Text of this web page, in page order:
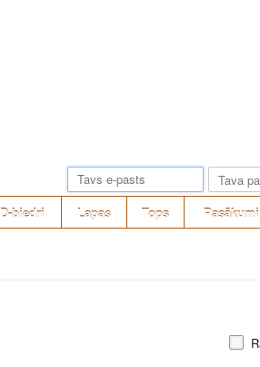
D-biedri Lapas Tops Pasākumi